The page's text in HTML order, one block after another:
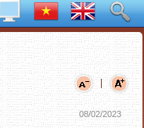
|
08/02/2023